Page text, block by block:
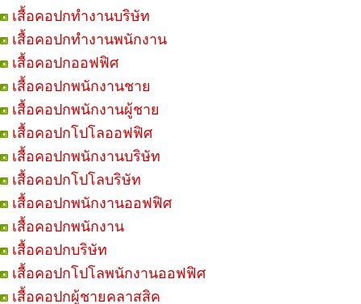
เสื้อคอปกทำงานบริษัท
เสื้อคอปกทำงานพนักงาน
เสื้อคอปกออฟฟิศ
เสื้อคอปกพนักงานชาย
เสื้อคอปกพนักงานผู้ชาย
เสื้อคอปกโปโลออฟฟิศ
เสื้อคอปกพนักงานบริษัท
เสื้อคอปกโปโลบริษัท
เสื้อคอปกพนักงานออฟฟิศ
เสื้อคอปกพนักงาน
เสื้อคอปกบริษัท
เสื้อคอปกโปโลพนักงานออฟฟิศ
เสื้อคอปกผู้ชายคลาสสิค